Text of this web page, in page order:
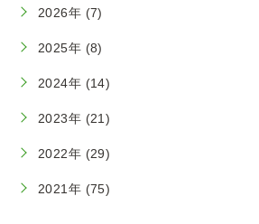
2026年 (7)
2025年 (8)
2024年 (14)
2023年 (21)
2022年 (29)
2021年 (75)